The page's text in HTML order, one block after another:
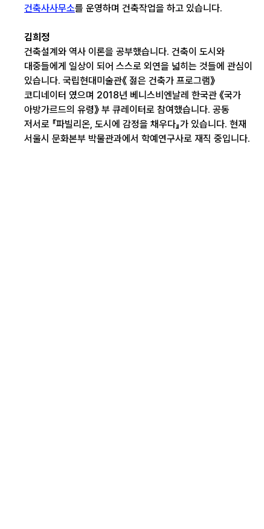
건축사사무소를 운영하며 건축작업을 하고 있습니다.
김희정
건축설계와 역사 이론을 공부했습니다. 건축이 도시와
대중들에게 일상이 되어 스스로 외연을 넓히는 것들에 관심이
있습니다. 국립현대미술관《 젊은 건축가 프로그램》
코디네이터 였으며 2018년 베니스비엔날레 한국관 《국가
아방가르드의 유령》 부 큐레이터로 참여했습니다. 공동
저서로 『파빌리온, 도시에 감정을 채우다』가 있습니다. 현재
서울시 문화본부 박물관과에서 학예연구사로 재직 중입니다.